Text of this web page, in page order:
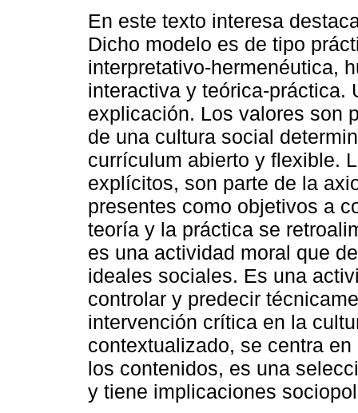
En este texto interesa
Dicho modelo es de tipo
interpretativo-hermenéutica,
interactiva y teórica-práctica.
explicación. Los valores son
de una cultura social
currículum abierto y flexible.
explícitos, son parte de la
presentes como objetivos a
teoría y la práctica se
es una actividad moral que
ideales sociales. Es una
controlar y predecir
intervención crítica en la
contextualizado, se centra
los contenidos, es una
y tiene implicaciones